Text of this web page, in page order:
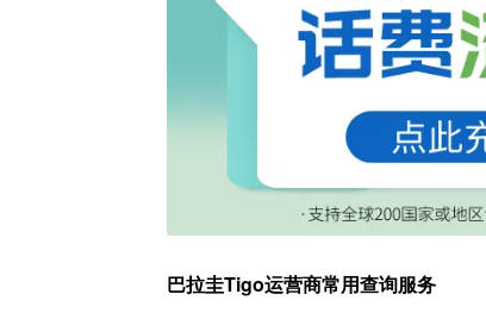
巴拉圭Tigo运营商常用查询服务